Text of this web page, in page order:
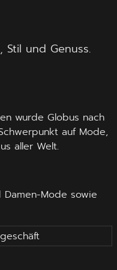
und Genuss.
wurde Globus nach
auf Mode,
aller Welt.
Mode sowie